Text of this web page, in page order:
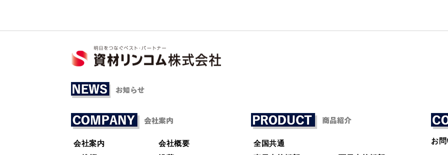
会社案内
会社概要
全国共通
お